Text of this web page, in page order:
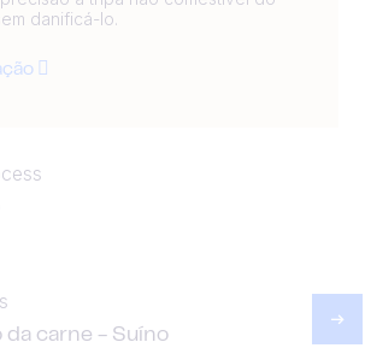
danificá-lo.
da carne - Suíno